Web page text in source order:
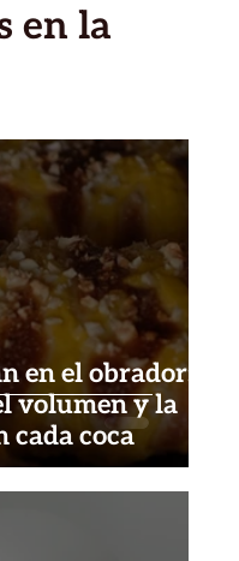
en la
en el obrador:
volumen y la
cada coca